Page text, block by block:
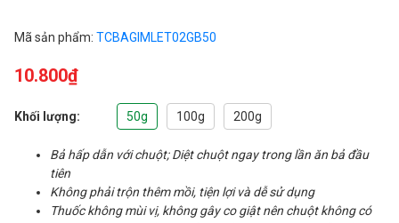
Mã sản phẩm: TCBAGIMLET02GB50
10.800₫
Khối lượng: 50g 100g 200g
Bả hấp dẫn với chuột; Diệt chuột ngay trong lần ăn bả đầu
tiên
Không phải trộn thêm mồi, tiện lợi và dễ sử dụng
Thuốc không mùi vị, không gây co giật nên chuột không có